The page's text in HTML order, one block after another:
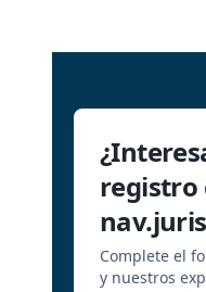
registro
Complete el
y nuestros